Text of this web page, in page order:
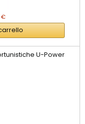
€
U-Power